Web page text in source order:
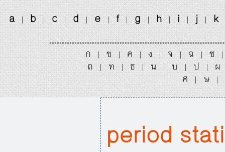
a | b | c | d | e | f | g | h | i | j | k
ก | ข | ค | ง | จ | ฉ | ช |
ถ | ท | ธ | น | บ | ป |
ผ
ศ
| ษ |
period